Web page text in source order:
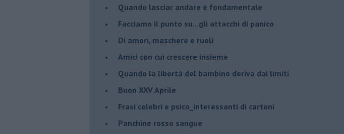
​Quando lasciar andare è fondamentale
Facciamo il punto su...gli attacchi di panico
Di amori, maschere e ruoli
​Amici con cui crescere insieme
​Quando la libertà del bambino deriva dai limiti
Buon XXV Aprile
​Frasi celebri e psico_interessanti di cartoni
​Panchine rosso sangue